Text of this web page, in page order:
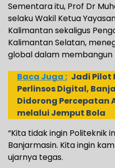
Sementara itu, Prof Dr
selaku Wakil Ketua
Kalimantan sekaligus
Kalimantan Selatan,
global dalam membangun
Baca Juga : Jadi Pilot
Perlinsos Digital,
Didorong Percepatan
melalui Jemput Bola
“Kita tidak ingin Politeknik
Banjarmasin. Kita ingin
ujarnya tegas.